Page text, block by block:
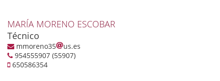
MARÍA MORENO ESCOBAR
Técnico
mmoreno35
us.es
954555907 (55907)
650586354